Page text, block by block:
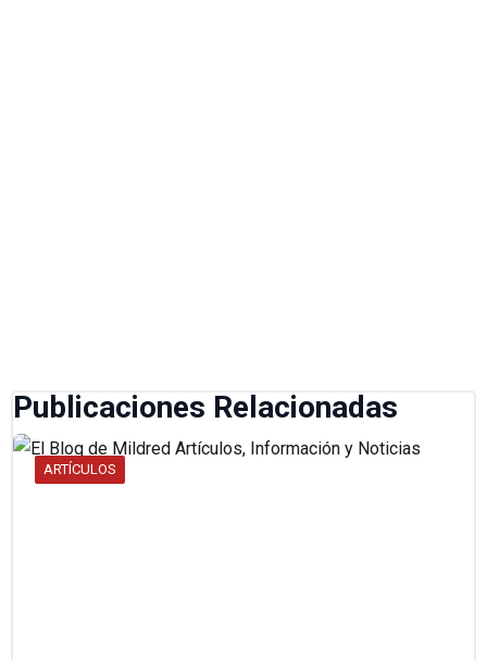
Publicaciones Relacionadas
ARTÍCULOS